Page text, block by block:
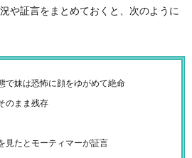
や証言をまとめておくと、次のように
で妹は恐怖に顔をゆがめて絶命
のまま残存
見たとモーティマーが証言